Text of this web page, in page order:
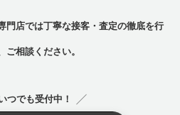
門店では丁寧な接客・査定の徹底を行
ご相談ください。
つでも受付中！